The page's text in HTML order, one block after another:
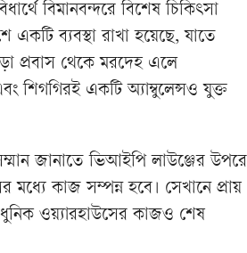
বিমানবন্দরে বিশেষ চিকিৎসা
ব্যবস্থা রাখা হয়েছে, যাতে
প্রবাস থেকে মরদেহ এলে
শিগগিরই একটি অ্যাম্বুলেন্সও যুক্ত
জানাতে ভিআইপি লাউঞ্জের উপরে
কাজ সম্পন্ন হবে। সেখানে প্রায়
ওয়্যারহাউসের কাজও শেষ